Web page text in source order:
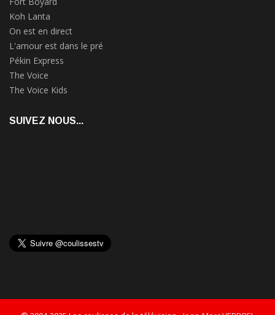
Koh Lanta
On est en direct
L'amour est dans le pré
Pékin Express
The Voice
The Voice Kids
SUIVEZ NOUS...